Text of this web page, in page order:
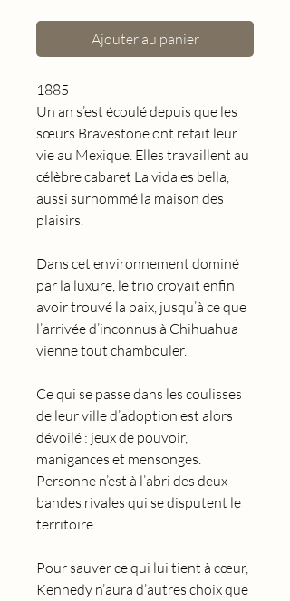
Ajouter au panier
1885
Un an s’est écoulé depuis que les
sœurs Bravestone ont refait leur
vie au Mexique. Elles travaillent au
célèbre cabaret La vida es bella,
aussi surnommé la maison des
plaisirs.
Dans cet environnement dominé
par la luxure, le trio croyait enfin
avoir trouvé la paix, jusqu’à ce que
l’arrivée d’inconnus à Chihuahua
vienne tout chambouler.
Ce qui se passe dans les coulisses
de leur ville d’adoption est alors
dévoilé : jeux de pouvoir,
manigances et mensonges.
Personne n’est à l’abri des deux
bandes rivales qui se disputent le
territoire.
Pour sauver ce qui lui tient à cœur,
Kennedy n’aura d’autres choix que